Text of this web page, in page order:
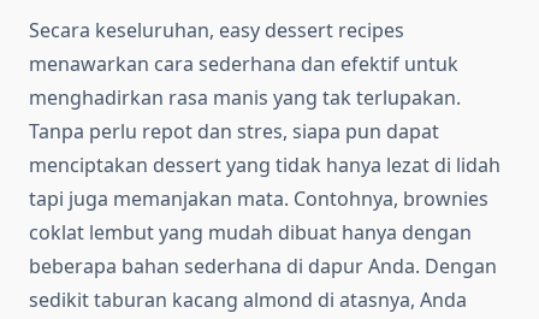
Secara keseluruhan, easy dessert recipes
menawarkan cara sederhana dan efektif untuk
menghadirkan rasa manis yang tak terlupakan.
Tanpa perlu repot dan stres, siapa pun dapat
menciptakan dessert yang tidak hanya lezat di lidah
tapi juga memanjakan mata. Contohnya, brownies
coklat lembut yang mudah dibuat hanya dengan
beberapa bahan sederhana di dapur Anda. Dengan
sedikit taburan kacang almond di atasnya, Anda